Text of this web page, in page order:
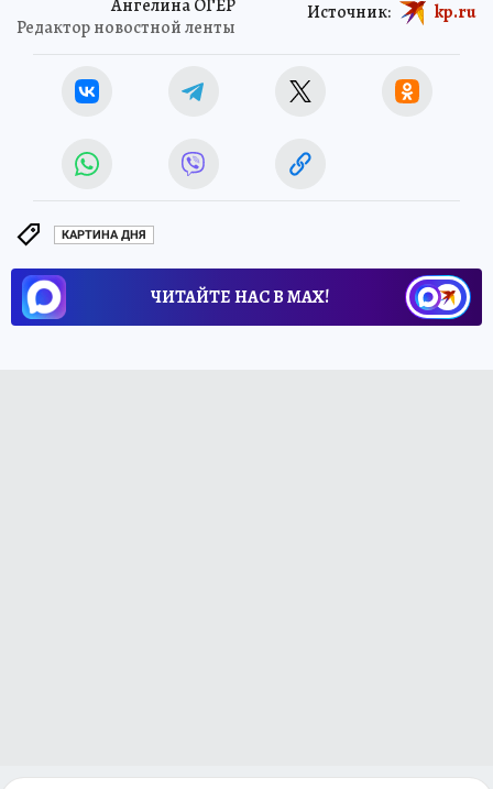
Ангелина ОГЕР
Редактор новостной ленты
Источник: kp.ru
КАРТИНА ДНЯ
ЧИТАЙТЕ НАС В МАХ!